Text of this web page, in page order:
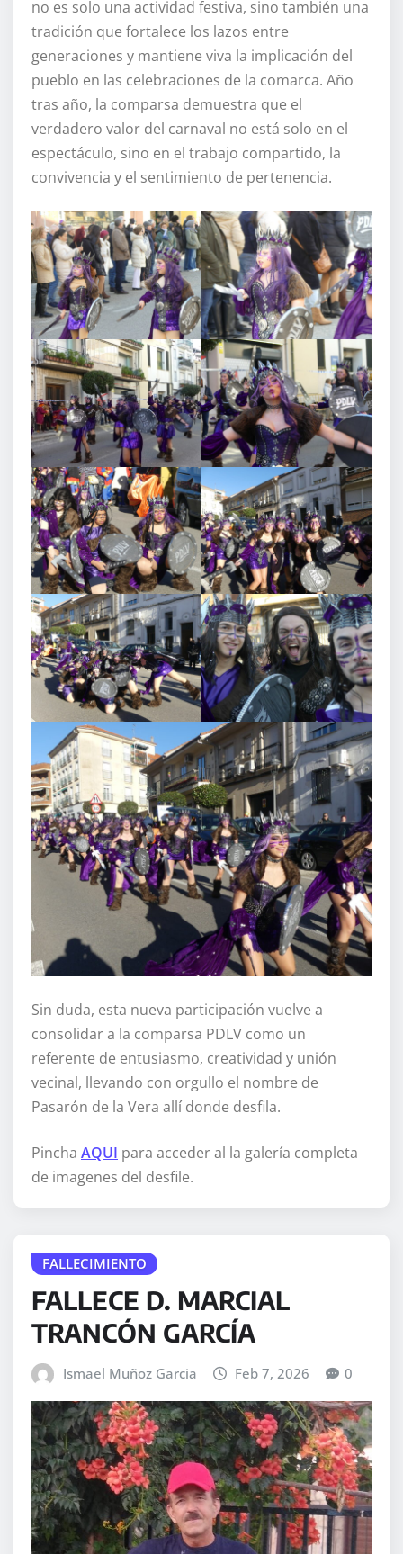
no es solo una actividad festiva, sino también una
tradición que fortalece los lazos entre
generaciones y mantiene viva la implicación del
pueblo en las celebraciones de la comarca. Año
tras año, la comparsa demuestra que el
verdadero valor del carnaval no está solo en el
espectáculo, sino en el trabajo compartido, la
convivencia y el sentimiento de pertenencia.
Sin duda, esta nueva participación vuelve a
consolidar a la comparsa PDLV como un
referente de entusiasmo, creatividad y unión
vecinal, llevando con orgullo el nombre de
Pasarón de la Vera allí donde desfila.
Pincha AQUI para acceder al la galería completa
de imagenes del desfile.
FALLECIMIENTO
FALLECE D. MARCIAL
TRANCÓN GARCÍA
Ismael Muñoz Garcia Feb 7, 2026 0